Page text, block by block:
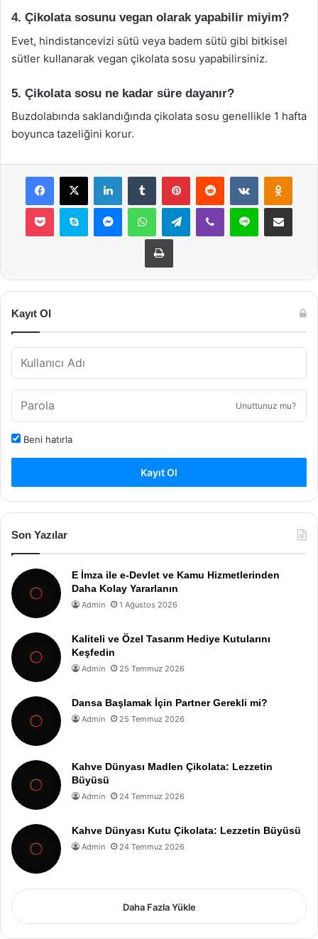
4. Çikolata sosunu vegan olarak yapabilir miyim?
Evet, hindistancevizi sütü veya badem sütü gibi bitkisel
sütler kullanarak vegan çikolata sosu yapabilirsiniz.
5. Çikolata sosu ne kadar süre dayanır?
Buzdolabında saklandığında çikolata sosu genellikle 1 hafta
boyunca tazeliğini korur.
Facebook
X LinkedInTumblr PinterestReddit VKontakte
Pocket Skype MessengerWhatsAppTelegramViber Line E-Posta ile
Yazdır
Kayıt Ol
Unuttunuz mu?
Beni hatırla
Kayıt Ol
Son Yazılar
E İmza ile e-Devlet ve Kamu Hizmetlerinden
Daha Kolay Yararlanın
Admin 1 Ağustos 2026
Kaliteli ve Özel Tasarım Hediye Kutularını
Keşfedin
Admin 25 Temmuz 2026
Dansa Başlamak İçin Partner Gerekli mi?
Admin 25 Temmuz 2026
Kahve Dünyası Madlen Çikolata: Lezzetin
Büyüsü
Admin 24 Temmuz 2026
Kahve Dünyası Kutu Çikolata: Lezzetin Büyüsü
Admin 24 Temmuz 2026
Daha Fazla Yükle